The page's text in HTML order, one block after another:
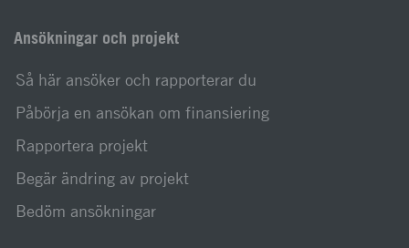
Ansökningar och projekt
Så här ansöker och rapporterar du
Påbörja en ansökan om finansiering
Rapportera projekt
Begär ändring av projekt
Bedöm ansökningar